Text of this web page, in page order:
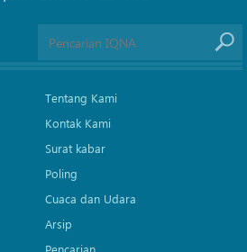
Tentang Kami
Kontak Kami
Surat kabar
Poling
Cuaca dan Udara
Arsip